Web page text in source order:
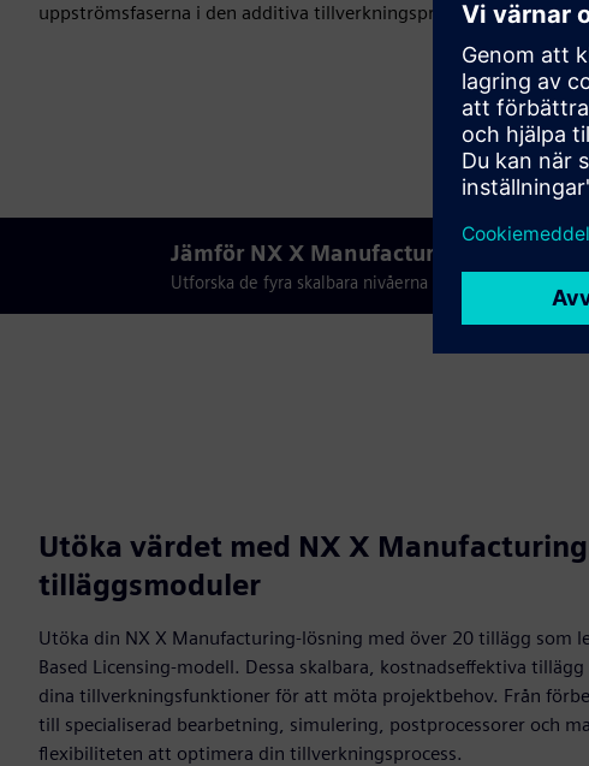
uppströmsfaserna i den additiva tillverkningsprocessen, vilket
Jämför NX X Manufacturing-lösningar
Utforska de fyra skalbara nivåerna av NX X
Utöka värdet med NX X Manufacturing
tilläggsmoduler
Utöka din NX X Manufacturing-lösning med över 20 tillägg som
Based Licensing-modell. Dessa skalbara, kostnadseffektiva
dina tillverkningsfunktioner för att möta projektbehov. Från
till specialiserad bearbetning, simulering, postprocessorer och
flexibiliteten att optimera din tillverkningsprocess.